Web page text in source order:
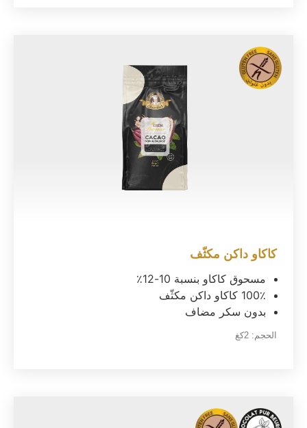
كاكاو داكن مكثّف
مسحوق كاكاو بنسبة 10-12٪
100٪ كاكاو داكن مكثّف
بدون سكر مضاف
الحجم: 2كغ